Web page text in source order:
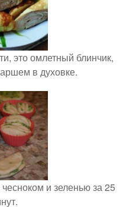
это омлетный блинчик,
в духовке.
и зеленью за 25